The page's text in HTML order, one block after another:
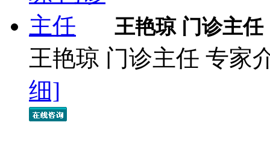
王艳琼 门诊主任
王艳琼 门诊主任 专家
细]